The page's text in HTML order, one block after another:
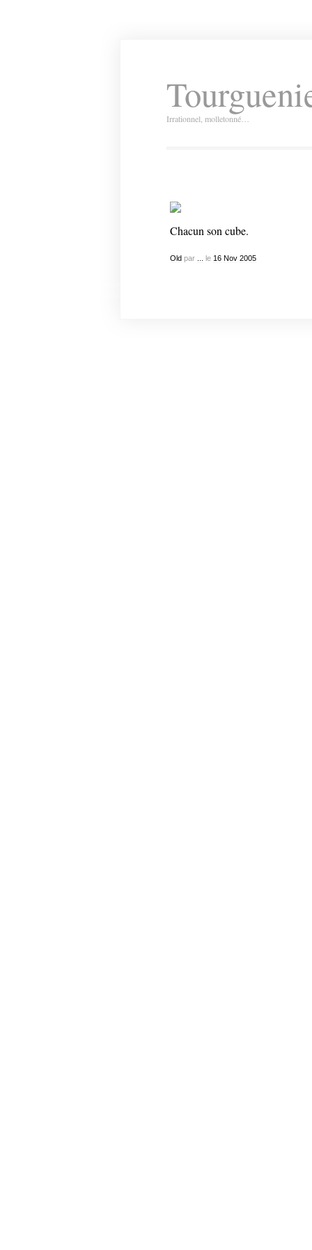
Irrationnel, molletonné…
Chacun son cube.
Old par le 16 Nov 2005